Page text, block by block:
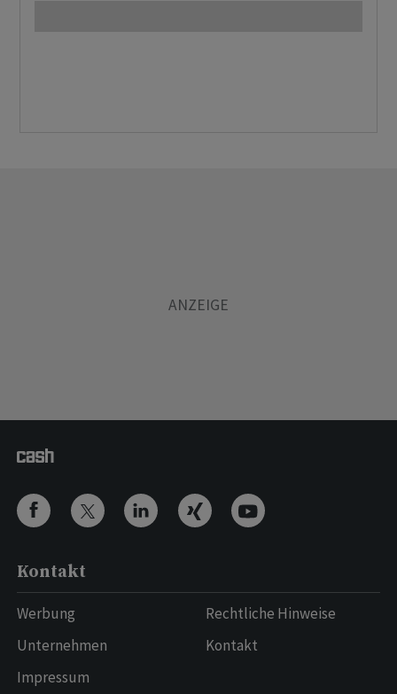
Kontakt
Werbung
Unternehmen
Impressum
Rechtliche Hinweise
Kontakt